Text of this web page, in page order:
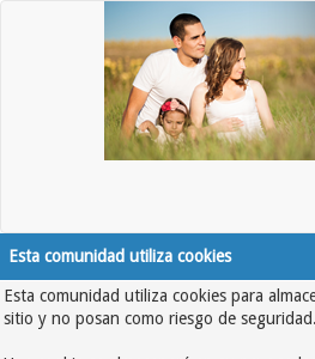
Esta comunidad utiliza cookies
Esta comunidad utiliza cookies para
sitio y no posan como riesgo de